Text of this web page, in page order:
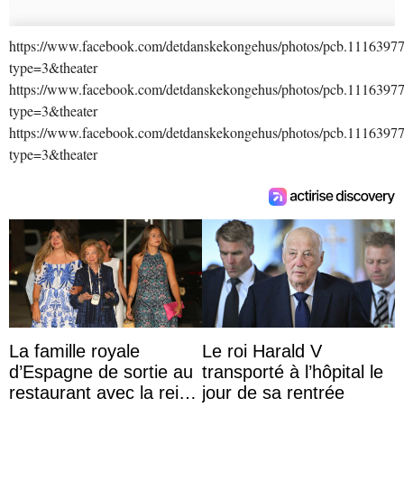
https://www.facebook.com/detdanskekongehus/photos/
type=3&theater
https://www.facebook.com/detdanskekongehus/photos/
type=3&theater
https://www.facebook.com/detdanskekongehus/photos/
type=3&theater
La famille royale
d’Espagne de sortie au
restaurant avec la reine
Le roi Harald V
transporté à l’hôpital le
jour de sa rentrée